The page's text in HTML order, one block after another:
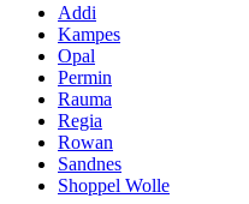
Addi
Kampes
Opal
Permin
Rauma
Regia
Rowan
Sandnes
Shoppel Wolle